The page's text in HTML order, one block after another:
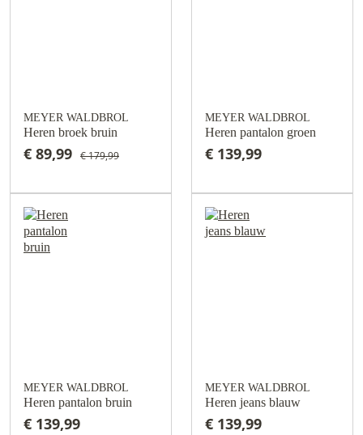
MEYER WALDBROL
Heren broek bruin
€ 89,99 € 179,99
MEYER WALDBROL
Heren pantalon groen
€ 139,99
MEYER WALDBROL
Heren pantalon bruin
€ 139,99
MEYER WALDBROL
Heren jeans blauw
€ 139,99